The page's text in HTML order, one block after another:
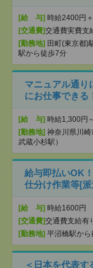
[給 与] 時給2400円
[交通費]交通費実費支
[勤務地] 田町(東京都)
駅から徒歩7分
マニュアル通
にお仕事でき
[給 与] 時給1,300円
[勤務地] 神奈川県川崎
武蔵小杉駅）
給与即払いOK
仕分け作業等[
[給 与] 時給1600円
[交通費]交通費支給有
[勤務地] 平沼橋駅か
＜日本を代表